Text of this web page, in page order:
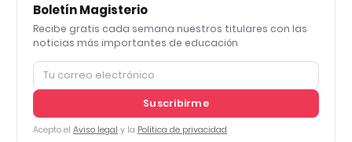
Boletín Magisterio
Recibe gratis cada semana nuestros titulares con las
noticias más importantes de educación
Suscribirme
Acepto el Aviso legal y la Política de privacidad